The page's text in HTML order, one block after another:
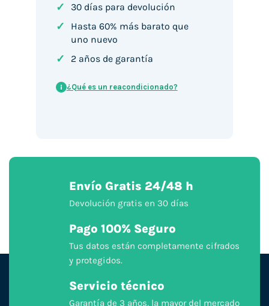
✓ 30 días para devolución
✓
Hasta 60% más barato que
uno nuevo
✓ 2 años de garantía
i ¿Qué es un reacondicionado?
Envío Gratis 24/48 h
Devolución gratis en 30 días
Pago 100% Seguro
Tus datos están completamente cifrados
y protegidos.
Servicio técnico
Garantía de 3 años, la mayor del mercado